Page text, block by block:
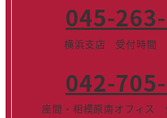
045-
横浜支店 受付時間
042-
座間・相模原南オフィ